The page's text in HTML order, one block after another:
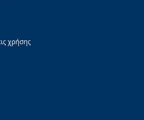
χρήσης